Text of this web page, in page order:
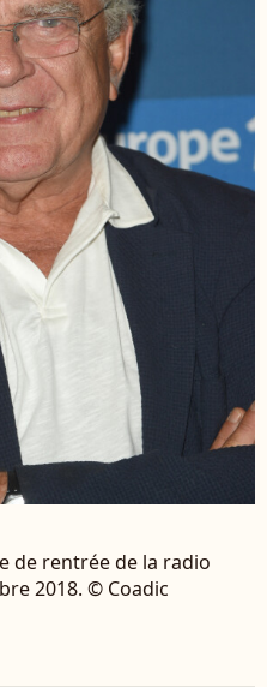
de rentrée de la radio
2018. © Coadic